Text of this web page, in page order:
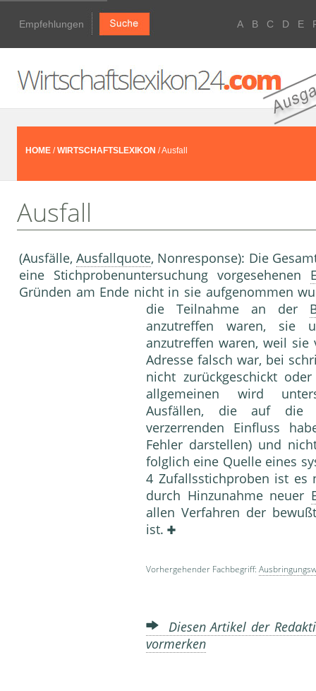
Empfehlungen A B C D E
HOME /WIRTSCHAFTSLEXIKON / Ausfall
Ausfall
(Ausfälle,Ausfallquote, Nonrespon­se): Die
eine Stichprobenuntersuchung vorge­sehenen
Gründen am Ende nicht in sie aufgenommen
die Teilnahme an der
anzutreffen waren, sie
anzutreffen waren, weil
Adres­se falsch war, bei
nicht zurückgeschickt
allgemei­nen wird
Ausfällen, die auf
verzerrenden Einfluss
Fehler darstellen) und
folglich eine Quelle eines
4 Zufalls­stichproben ist es
durch Hinzunahme neuer
allen Verfahren der
ist.
Vorhergehender Fachbegriff:
Diesen Artikel der
vormerken